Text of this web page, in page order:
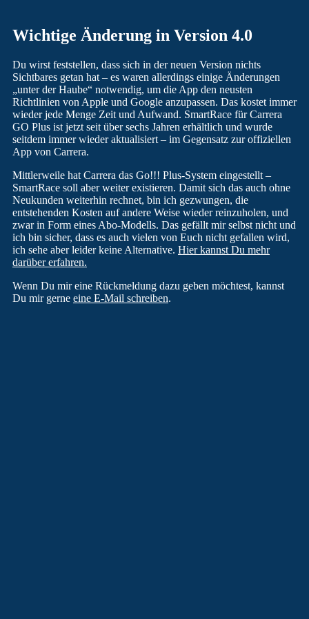
Wichtige Änderung in Version 4.0
Du wirst feststellen, dass sich in der neuen Version nichts
Sichtbares getan hat – es waren allerdings einige Änderungen
„unter der Haube“ notwendig, um die App den neusten
Richtlinien von Apple und Google anzupassen. Das kostet immer
wieder jede Menge Zeit und Aufwand. SmartRace für Carrera
GO Plus ist jetzt seit über sechs Jahren erhältlich und wurde
seitdem immer wieder aktualisiert – im Gegensatz zur offiziellen
App von Carrera.
Mittlerweile hat Carrera das Go!!! Plus-System eingestellt –
SmartRace soll aber weiter existieren. Damit sich das auch ohne
Neukunden weiterhin rechnet, bin ich gezwungen, die
entstehenden Kosten auf andere Weise wieder reinzuholen, und
zwar in Form eines Abo-Modells. Das gefällt mir selbst nicht und
ich bin sicher, dass es auch vielen von Euch nicht gefallen wird,
ich sehe aber leider keine Alternative. Hier kannst Du mehr
darüber erfahren.
Wenn Du mir eine Rückmeldung dazu geben möchtest, kannst
Du mir gerne eine E-Mail schreiben.